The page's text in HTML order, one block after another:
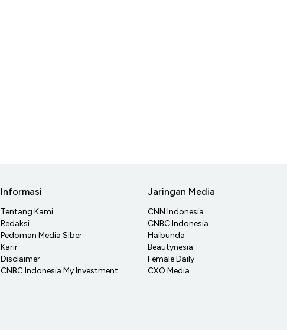
Informasi
Tentang Kami
Redaksi
Pedoman Media Siber
Karir
Disclaimer
CNBC Indonesia My Investment
Jaringan Media
CNN Indonesia
CNBC Indonesia
Haibunda
Beautynesia
Female Daily
CXO Media